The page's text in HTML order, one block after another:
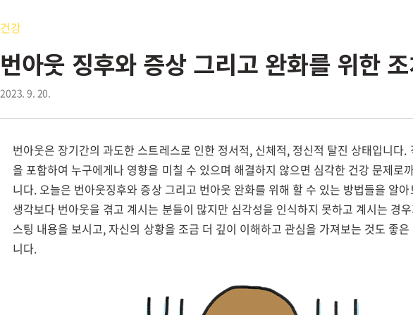
건강
번아웃 징후와 증상 그리고 완화를 위한
2023. 9. 20.
번아웃은 장기간의 과도한 스트레스로 인한 정서적, 신체적, 정신적 탈진 상태입니다.
을 포함하여 누구에게나 영향을 미칠 수 있으며 해결하지 않으면 심각한 건강 문제로
니다. 오늘은 번아웃징후와 증상 그리고 번아웃 완화를 위해 할 수 있는 방법들을 알
생각보다 번아웃을 겪고 계시는 분들이 많지만 심각성을 인식하지 못하고 계시는 경
스팅 내용을 보시고, 자신의 상황을 조금 더 깊이 이해하고 관심을 가져보는 것도 좋
니다.